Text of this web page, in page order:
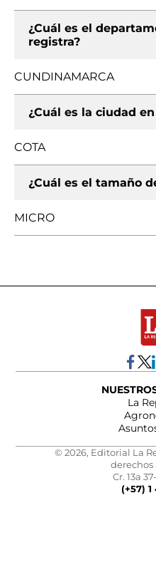
¿Cuál es el
registra?
CUNDINAMARCA
¿Cuál es la ciudad
COTA
¿Cuál es el tamaño
MICRO
La
© 2026, Editorial La
derechos
Cr. 13a
(+57)